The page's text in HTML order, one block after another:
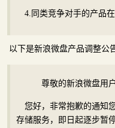
4.同类竞争对手的产品在
以下是新浪微盘产品调整公
尊敬的新浪微盘用户
您好，非常抱歉的通知
存储服务，即日起逐步暂